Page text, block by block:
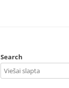
Search